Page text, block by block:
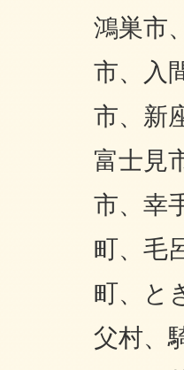
鴻巣市
市、入
市、新
富士見
市、幸
町、毛
町、と
父村、